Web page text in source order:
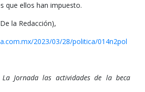
que ellos han impuesto.
la Redacción),
2023/03/28/politica/014n2pol
Jornada las actividades de la beca